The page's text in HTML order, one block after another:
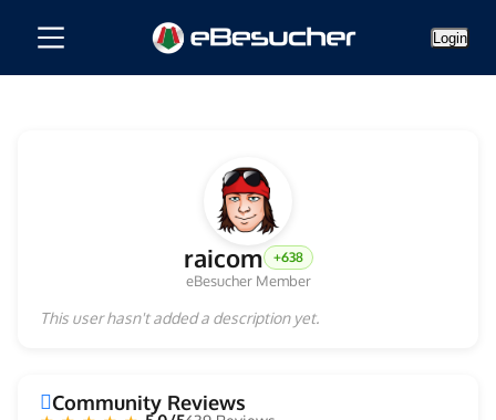
Login
raicom +638
eBesucher Member
This user hasn't added a description yet.
Community Reviews